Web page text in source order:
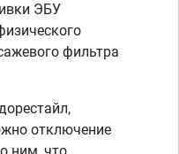
ЭБУ
фильтра
отключение